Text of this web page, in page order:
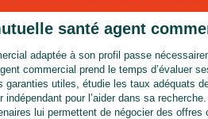
santé agent
adaptée à son profil passe
commercial prend le temps d’évaluer
utiles, étudie les taux adéquats
pour l’aider dans sa
lui permettent de négocier des